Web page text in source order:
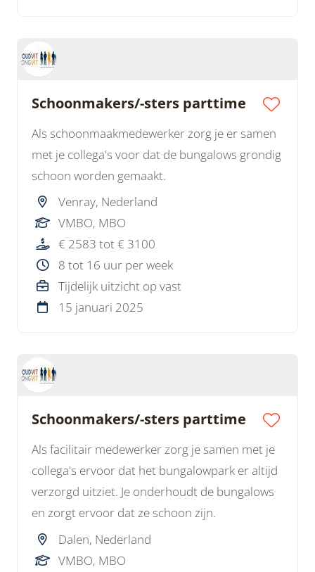
Schoonmakers/-sters parttime
Als schoonmaakmedewerker zorg je er samen
met je collega's voor dat de bungalows grondig
schoon worden gemaakt.
Venray, Nederland
VMBO, MBO
€ 2583 tot € 3100
8 tot 16 uur per week
Tijdelijk uitzicht op vast
15 januari 2025
Schoonmakers/-sters parttime
Als facilitair medewerker zorg je samen met je
collega's ervoor dat het bungalowpark er altijd
verzorgd uitziet. Je onderhoudt de bungalows
en zorgt ervoor dat ze schoon zijn.
Dalen, Nederland
VMBO, MBO